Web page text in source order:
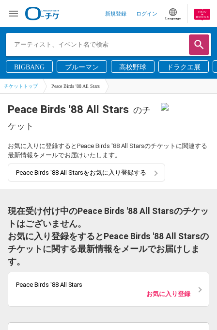
新規登録 ログイン
Language
BIGBANG ブルーマン 高校野球 ドラクエ展
チケットトップ Peace Birds '88 All Stars
Peace Birds '88 All Stars のチ
ケット
お気に入りに登録するとPeace Birds '88 All Starsのチケットに関連する
最新情報をメールでお届けいたします。
Peace Birds '88 All Starsをお気に入り登録する
現在受け付け中のPeace Birds '88 All Starsのチケッ
トはございません。
お気に入り登録をするとPeace Birds '88 All Starsの
チケットに関する最新情報をメールでお届けしま
す。
Peace Birds '88 All Stars
お気に入り登録